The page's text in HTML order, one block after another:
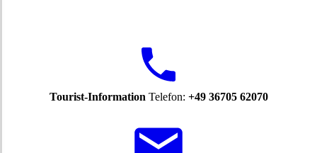
Tourist-Information Telefon: +49 36705 62070